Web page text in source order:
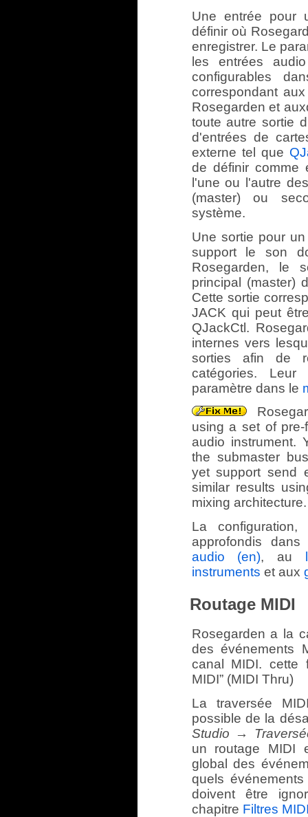
Une entrée pour
définir où
enregistrer. Le
les entrées
configurables
correspondant
Rosegarden et
toute autre sortie
d'entrées de
externe tel que
de définir comme
l'une ou l'autre
(master) ou
système.
Une sortie pour
support le son
Rosegarden, le
principal (master)
Cette sortie
JACK qui peut
QJackCtl.
internes vers
sorties afin de
catégories.
paramètre dans le
using a set of
audio instrument.
the submaster
yet support send
similar results
mixing architecture.
La
approfondis
audio (en), au
instruments et aux
Routage MIDI
Rosegarden a la
des événements
canal MIDI. cette
MIDI” (MIDI Thru)
La traversée
possible de la
Studio →
un routage MIDI
global des
quels
doivent être
chapitre Filtres